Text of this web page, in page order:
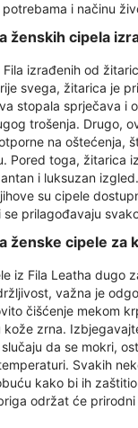
i načinu
ženskih cipela
izrađenih od
svega, žitarica je
stopala sprječava i
trošenja. Drugo,
na oštećenja,
Pored toga, žitarica
i luksuzan
su cipele
se prilagođavaju
ženske cipele za
iz Fila Leatha dugo
važna je
čišćenje mekom
kože zrna.
da se mokri,
Svakih
kako bi ih
održat će prirodni